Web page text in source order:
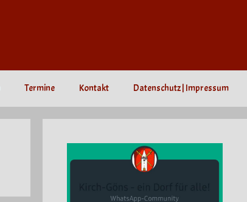
Termine Kontakt Datenschutz | Impressum